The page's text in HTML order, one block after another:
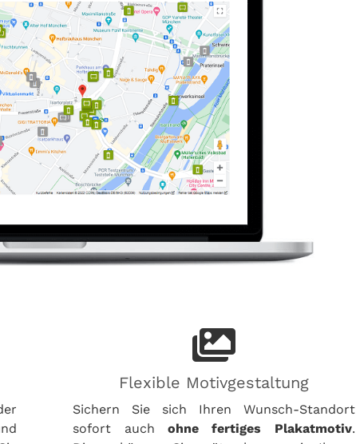
Flexible Motivgestaltung
Sichern Sie sich Ihren Wunsch-Standort
sofort auch ohne fertiges Plakatmotiv.